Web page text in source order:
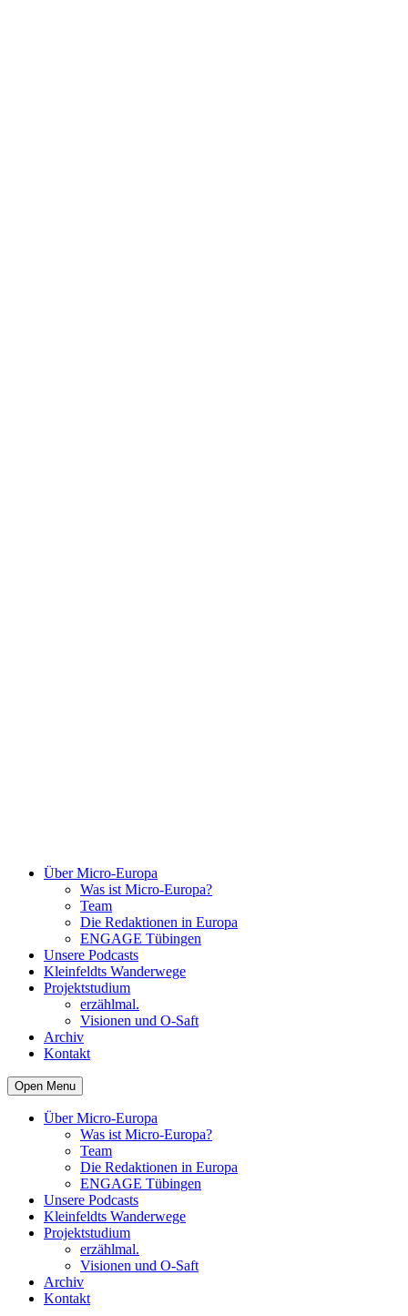
Über Micro-Europa
Was ist Micro-Europa?
Team
Die Redaktionen in Europa
ENGAGE Tübingen
Unsere Podcasts
Kleinfeldts Wanderwege
Projektstudium
erzählmal.
Visionen und O-Saft
Archiv
Kontakt
Open Menu
Über Micro-Europa
Was ist Micro-Europa?
Team
Die Redaktionen in Europa
ENGAGE Tübingen
Unsere Podcasts
Kleinfeldts Wanderwege
Projektstudium
erzählmal.
Visionen und O-Saft
Archiv
Kontakt